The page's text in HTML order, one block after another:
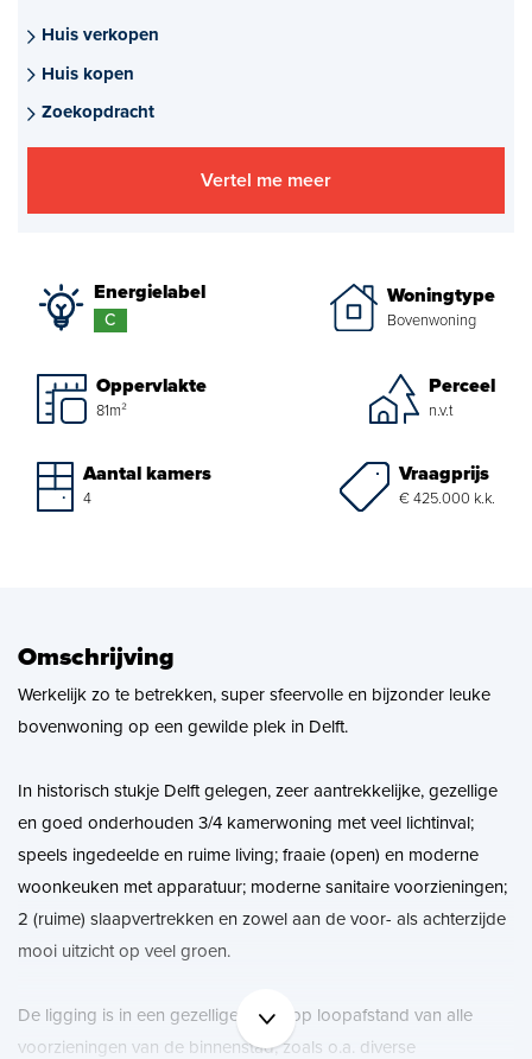
Aankoopmakelaar nieuwbouw
Hypotheekadvies
Projectadvies
Ons Team
Over Van Daal
Klantbeoordelingen
Vacatures
Nieuws
Contact
Huis verkopen
Huis kopen
Zoekopdracht
Vertel me meer
Energielabel
C
Woningtype
Bovenwoning
Oppervlakte
81m²
Perceel
n.v.t
Aantal kamers
4
Vraagprijs
€ 425.000 k.k.
Omschrijving
Werkelijk zo te betrekken, super sfeervolle en bijzonder leuke
bovenwoning op een gewilde plek in Delft.
In historisch stukje Delft gelegen, zeer aantrekkelijke, gezellige
en goed onderhouden 3/4 kamerwoning met veel lichtinval;
speels ingedeelde en ruime living; fraaie (open) en moderne
woonkeuken met apparatuur; moderne sanitaire voorzieningen;
2 (ruime) slaapvertrekken en zowel aan de voor- als achterzijde
mooi uitzicht op veel groen.
De ligging is in een gezellige straat op loopafstand van alle
voorzieningen van de binnenstad, zoals o.a. diverse